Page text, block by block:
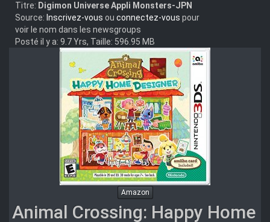
Titre: Digimon Universe Appli Monsters-JPN
Source: Inscrivez-vous ou connectez-vous pour
voir le nom dans les newsgroups
Posté il y a: 9.7 Yrs, Taille: 596.95 MB
Amazon
Animal Crossing: Happy Home